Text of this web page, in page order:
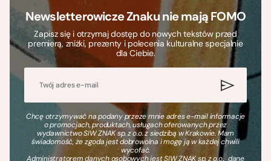
Newsletterowicze Znaku nie mają FOMO
Zapisz się i otrzymaj dostęp do nowych tekstów przed
premierą, zniżki, prezenty i polecenia kulturalne specjalnie
dla Ciebie.
Chcę otrzymywać na podany przeze mnie adres e-mail informacje
o promocjach, produktach, usługach oferowanych przez
wydawnictwo SIW ZNAK sp. z o.o. z siedzibą w Krakowie. Mam
świadomość, że zgoda jest dobrowolna i mogę ją w każdej chwili
wycofać.
Administratorem danych osobowych jest SIW ZNAK sp. z o.o., dane